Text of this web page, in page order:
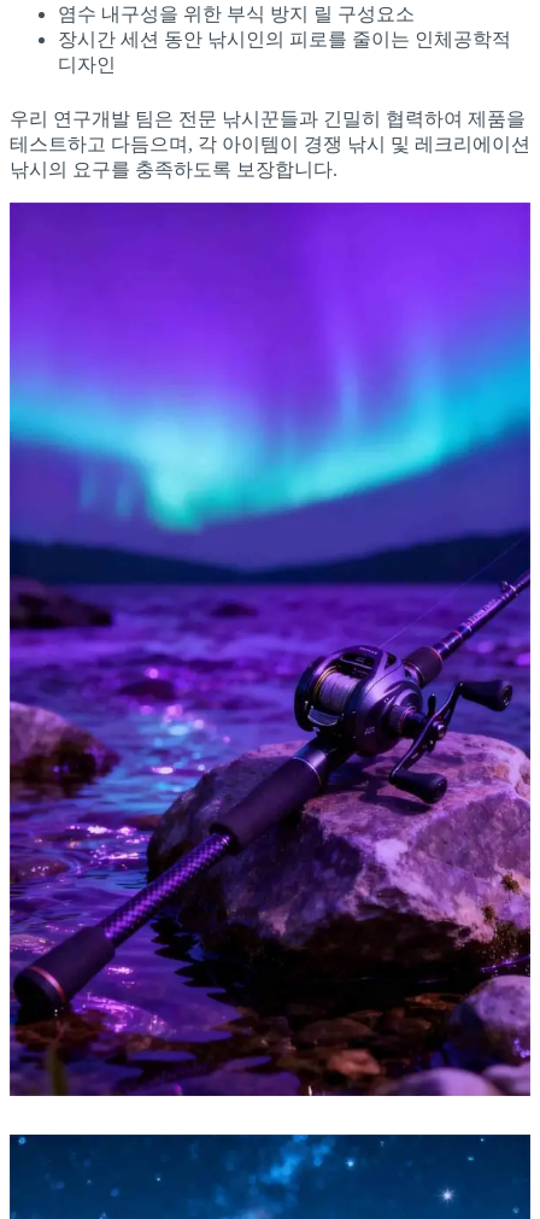
염수 내구성을 위한 부식 방지 릴 구성요소
장시간 세션 동안 낚시인의 피로를 줄이는 인체공학적
디자인
우리 연구개발 팀은 전문 낚시꾼들과 긴밀히 협력하여 제품을
테스트하고 다듬으며, 각 아이템이 경쟁 낚시 및 레크리에이션
낚시의 요구를 충족하도록 보장합니다.